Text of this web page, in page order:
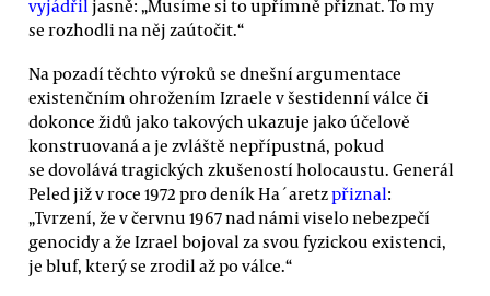
vyjádřil jasně: „Musíme si to upřímně přiznat. To my
se rozhodli na něj zaútočit.“
Na pozadí těchto výroků se dnešní argumentace
existenčním ohrožením Izraele v šestidenní válce či
dokonce židů jako takových ukazuje jako účelově
konstruovaná a je zvláště nepřípustná, pokud
se dovolává tragických zkušeností holocaustu. Generál
Peled již v roce 1972 pro deník Ha´aretzpřiznal:
„Tvrzení, že v červnu 1967 nad námi viselo nebezpečí
genocidy a že Izrael bojoval za svou fyzickou existenci,
je bluf, který se zrodil až po válce.“